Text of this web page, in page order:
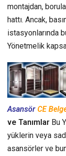
montajdan,
hattı. Ancak,
istasyonlarında
Yönetmelik
Asansör CE
ve Tanımlar Bu
yüklerin veya
asansörler ve